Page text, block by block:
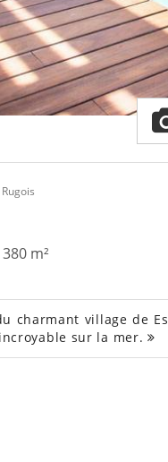
m²
charmant village de
sur la mer.